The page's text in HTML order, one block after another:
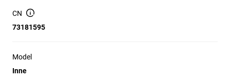
CN
73181595
Model
Inne